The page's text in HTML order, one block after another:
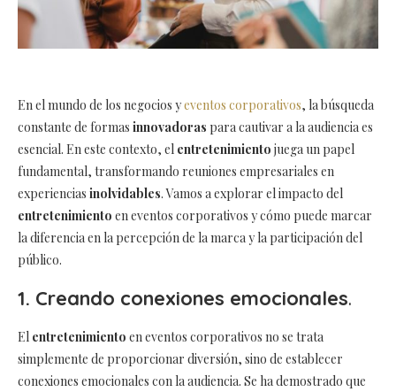
En el mundo de los negocios yeventos corporativos, la búsqueda
constante de formas innovadoras para cautivar a la audiencia es
esencial. En este contexto, el entretenimiento juega un papel
fundamental, transformando reuniones empresariales en
experiencias inolvidables. Vamos a explorar el impacto del
entretenimiento en eventos corporativos y cómo puede marcar
la diferencia en la percepción de la marca y la participación del
público.
1. Creando conexiones emocionales.
El entretenimiento en eventos corporativos no se trata
simplemente de proporcionar diversión, sino de establecer
conexiones emocionales con la audiencia. Se ha demostrado que